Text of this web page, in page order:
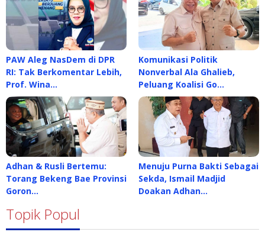
PAW Aleg NasDem di DPR
RI: Tak Berkomentar Lebih,
Prof. Wina…
Komunikasi Politik
Nonverbal Ala Ghalieb,
Peluang Koalisi Go…
Adhan & Rusli Bertemu:
Torang Bekeng Bae Provinsi
Goron…
Menuju Purna Bakti Sebagai
Sekda, Ismail Madjid
Doakan Adhan…
Topik Popul